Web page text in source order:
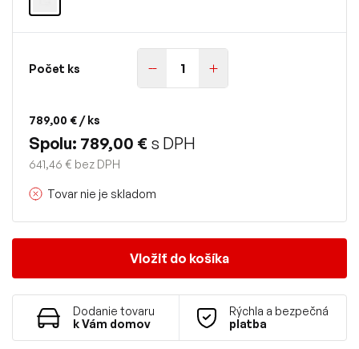
Počet ks
789,00 € / ks
Spolu: 789,00 € s DPH
641,46 € bez DPH
Tovar nie je skladom
Vložiť do košíka
Dodanie tovaru
k Vám domov
Rýchla a bezpečná
platba